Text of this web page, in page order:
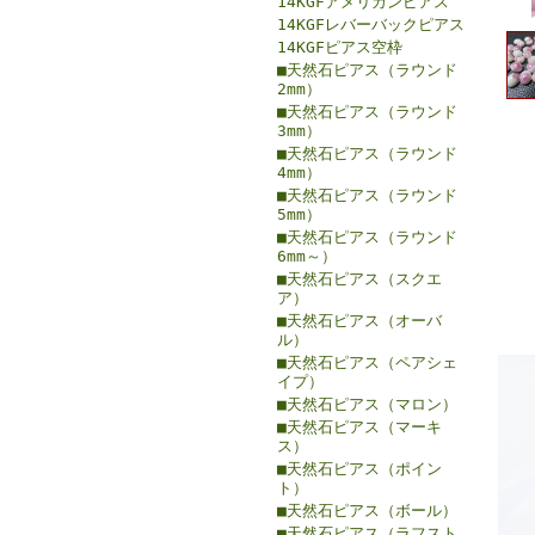
14KGFレバーバックピアス
14KGFピアス空枠
■天然石ピアス（ラウンド
2mm）
■天然石ピアス（ラウンド
3mm）
■天然石ピアス（ラウンド
4mm）
■天然石ピアス（ラウンド
5mm）
■天然石ピアス（ラウンド
6mm～）
■天然石ピアス（スクエ
ア）
■天然石ピアス（オーバ
ル）
■天然石ピアス（ペアシェ
イプ）
■天然石ピアス（マロン）
■天然石ピアス（マーキ
ス）
■天然石ピアス（ポイン
ト）
■天然石ピアス（ボール）